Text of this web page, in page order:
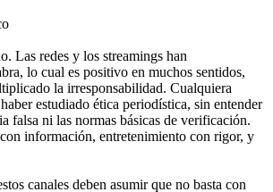
Las redes y los streamings han
lo cual es positivo en muchos sentidos,
la irresponsabilidad. Cualquiera
estudiado ética periodística, sin entender
falsa ni las normas básicas de verificación.
información, entretenimiento con rigor, y
canales deben asumir que no basta con